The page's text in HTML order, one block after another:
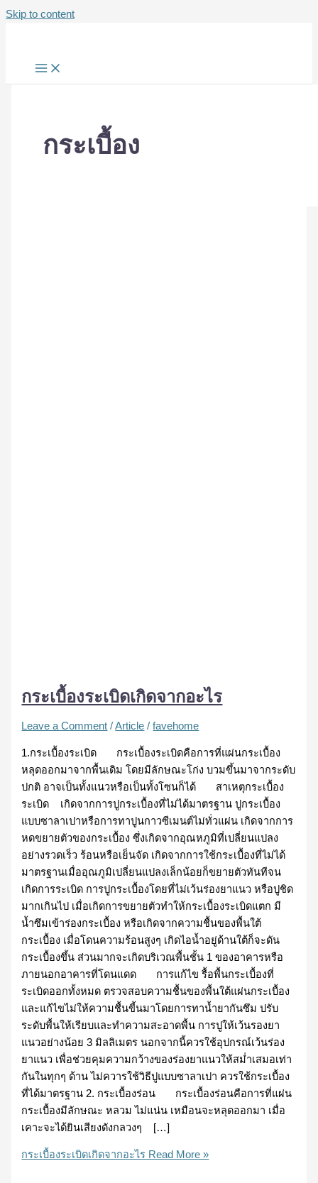
Skip to content
กระเบื้อง
กระเบื้องระเบิดเกิดจากอะไร
Leave a Comment /Article /favehome
1.กระเบื้องระเบิด กระเบื้องระเบิดคือการที่แผ่นกระเบื้อง
หลุดออกมาจากพื้นเดิม โดยมีลักษณะโก่ง บวมขึ้นมาจากระดับ
ปกติ อาจเป็นทั้งแนวหรือเป็นทั้งโซนก็ได้ สาเหตุกระเบื้อง
ระเบิด เกิดจากการปูกระเบื้องที่ไม่ได้มาตรฐาน ปูกระเบื้อง
แบบซาลาเปาหรือการทาปูนกาวซีเมนต์ไม่ทั่วแผ่น เกิดจากการ
หดขยายตัวของกระเบื้อง ซึ่งเกิดจากอุณหภูมิที่เปลี่ยนแปลง
อย่างรวดเร็ว ร้อนหรือเย็นจัด เกิดจากการใช้กระเบื้องที่ไม่ได้
มาตรฐานเมื่ออุณภูมิเปลี่ยนแปลงเล็กน้อยก็ขยายตัวทันทีจน
เกิดการระเบิด การปูกระเบื้องโดยที่ไม่เว้นร่องยาแนว หรือปูชิด
มากเกินไป เมื่อเกิดการขยายตัวทำให้กระเบื้องระเบิดแตก มี
น้ำซึมเข้าร่องกระเบื้อง หรือเกิดจากความชื้นของพื้นใต้
กระเบื้อง เมื่อโดนความร้อนสูงๆ เกิดไอน้ำอยู่ด้านใต้ก็จะดัน
กระเบื้องขึ้น ส่วนมากจะเกิดบริเวณพื้นชั้น 1 ของอาคารหรือ
ภายนอกอาคารที่โดนแดด การแก้ไข รื้อพื้นกระเบื้องที่
ระเบิดออกทั้งหมด ตรวจสอบความชื้นของพื้นใต้แผ่นกระเบื้อง
และแก้ไขไม่ให้ความชื้นขี้นมาโดยการทาน้ำยากันซึม ปรับ
ระดับพื้นให้เรียบและทำความสะอาดพื้น การปูให้เว้นรองยา
แนวอย่างน้อย 3 มิลลิเมตร นอกจากนี้ควรใช้อุปกรณ์เว้นร่อง
ยาแนว เพื่อช่วยคุมความกว้างของร่องยาแนวให้สม่ำเสมอเท่า
กันในทุกๆ ด้าน ไม่ควารใช้วิธีปูแบบซาลาเปา ควรใช้กระเบื้อง
ที่ได้มาตรฐาน 2. กระเบื้องร่อน กระเบื้องร่อนคือการที่แผ่น
กระเบื้องมีลักษณะ หลวม ไม่แน่น เหมือนจะหลุดออกมา เมื่อ
เคาะจะได้ยินเสียงดังกลวงๆ […]
กระเบื้องระเบิดเกิดจากอะไร Read More »